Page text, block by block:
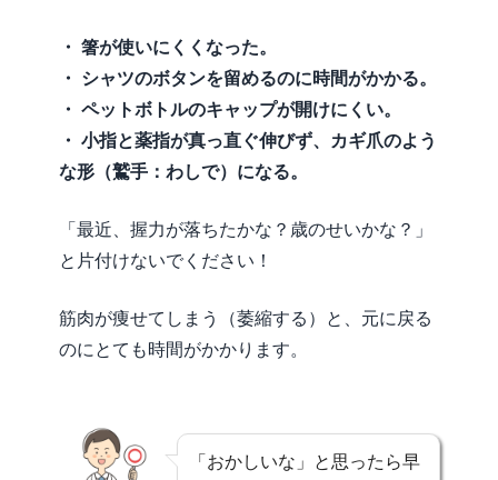
・ 箸が使いにくくなった。
・ シャツのボタンを留めるのに時間がかかる。
・ ペットボトルのキャップが開けにくい。
・ 小指と薬指が真っ直ぐ伸びず、カギ爪のよう
な形（鷲手：わしで）になる。
「最近、握力が落ちたかな？歳のせいかな？」
と片付けないでください！
筋肉が痩せてしまう（萎縮する）と、元に戻る
のにとても時間がかかります。
「おかしいな」と思ったら早